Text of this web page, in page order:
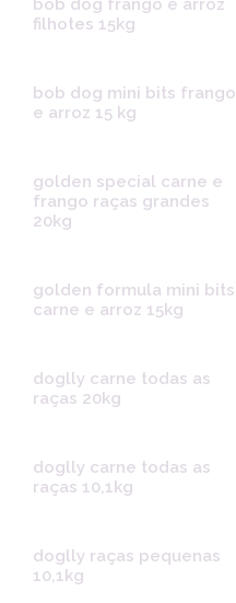
bob dog frango e arroz
filhotes 15kg
bob dog mini bits frango
e arroz 15 kg
golden special carne e
frango raças grandes
20kg
golden formula mini bits
carne e arroz 15kg
doglly carne todas as
raças 20kg
doglly carne todas as
raças 10,1kg
doglly raças pequenas
10,1kg